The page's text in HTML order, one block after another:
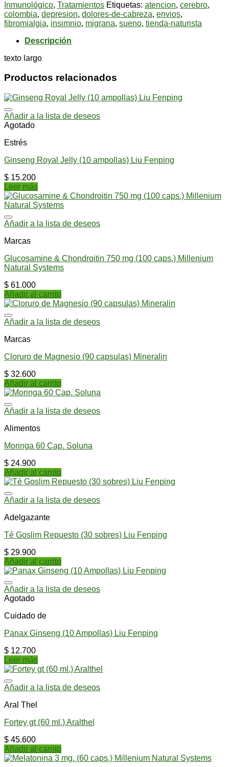
cápsulas
-
Millenium
Natural
Systems
cantidad
Inmunológico, Tratamientos Etiquetas: atencion, cerebro,
colombia, depresion, dolores-de-cabreza, envios,
fibromialgia, insimnio, migrana, sueno, tienda-naturista
Descripción
texto largo
Productos relacionados
Añadir a la lista de deseos
Agotado
Estrés
Ginseng Royal Jelly (10 ampollas) Liu Fenping
$ 15.200
Leer más
Añadir a la lista de deseos
Marcas
Glucosamine & Chondroitin 750 mg (100 caps.) Millenium
Natural Systems
$ 61.000
Añadir al carrito
Añadir a la lista de deseos
Marcas
Cloruro de Magnesio (90 capsulas) Mineralin
$ 32.600
Añadir al carrito
Añadir a la lista de deseos
Alimentos
Moringa 60 Cap. Soluna
$ 24.900
Añadir al carrito
Añadir a la lista de deseos
Adelgazante
Té Goslim Repuesto (30 sobres) Liu Fenping
$ 29.900
Añadir al carrito
Añadir a la lista de deseos
Agotado
Cuidado de
Panax Ginseng (10 Ampollas) Liu Fenping
$ 12.700
Leer más
Añadir a la lista de deseos
Aral Thel
Fortey gt (60 ml.) Aralthel
$ 45.600
Añadir al carrito